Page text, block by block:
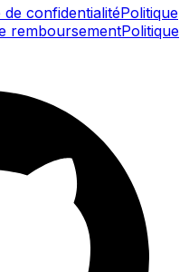
de confidentialitéPolitique
remboursementPolitique